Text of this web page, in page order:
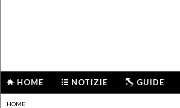
HOME NOTIZIE GUIDE
HOME